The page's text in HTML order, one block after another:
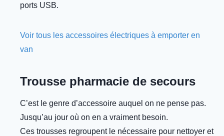
ports USB.
Voir tous les accessoires électriques à emporter en
van
Trousse pharmacie de secours
C’est le genre d’accessoire auquel on ne pense pas.
Jusqu’au jour où on en a vraiment besoin.
Ces trousses regroupent le nécessaire pour nettoyer et